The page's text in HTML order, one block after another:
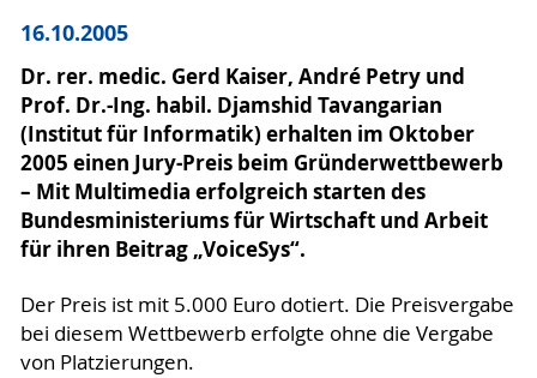
16.10.2005
Dr. rer. medic. Gerd Kaiser, André Petry und
Prof. Dr.-Ing. habil. Djamshid Tavangarian
(Institut für Informatik) erhalten im Oktober
2005 einen Jury-Preis beim Gründerwettbewerb
– Mit Multimedia erfolgreich starten des
Bundesministeriums für Wirtschaft und Arbeit
für ihren Beitrag „VoiceSys“.
Der Preis ist mit 5.000 Euro dotiert. Die Preisvergabe
bei diesem Wettbewerb erfolgte ohne die Vergabe
von Platzierungen.